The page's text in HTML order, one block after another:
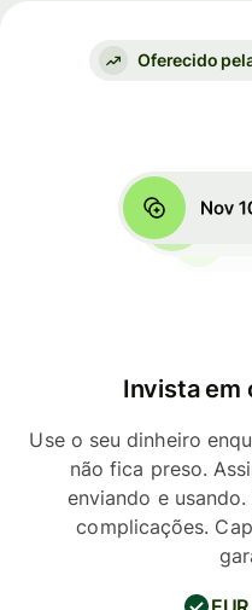
Oferecido
Invista em
Use o seu dinheiro
não fica preso.
enviando e
complicações.